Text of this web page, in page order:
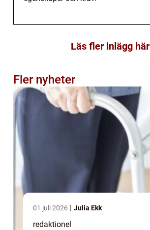
Läs fler inlägg här
Fler nyheter
01 juli 2026 Julia Ekk
redaktionel